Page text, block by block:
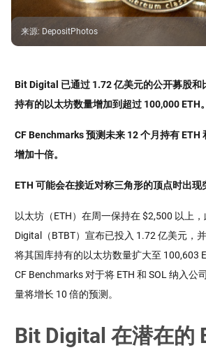
来源: DepositPhotos
Bit Digital 已通过 1.72 亿美元的公开募股和
持有的以太坊数量增加到超过 100,000 ETH。
CF Benchmarks 预测未来 12 个月持有 ETH
增加十倍。
ETH 可能会在接近对称三角形的顶点时出现
以太坊（ETH）在周一保持在 $2,500 以上
Digital（BTBT）宣布已投入 1.72 亿美元，
将其国库持有的以太坊数量扩大至 100,603
CF Benchmarks 对于将 ETH 和 SOL 纳入公
量将增长 10 倍的预测。
Bit Digital 在潜在的